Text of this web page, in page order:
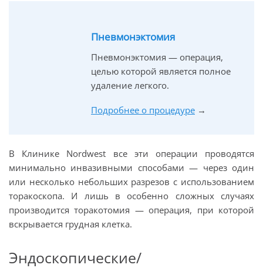
Пневмонэктомия
Пневмонэктомия — операция,
целью которой является полное
удаление легкого.
Подробнее о процедуре →
В Клинике Nordwest все эти операции проводятся
минимально инвазивными способами— через один
или несколько небольших разрезов с использованием
торакоскопа. И лишь в особенно сложных случаях
производится торакотомия — операция, при которой
вскрывается грудная клетка.
Эндоскопические/